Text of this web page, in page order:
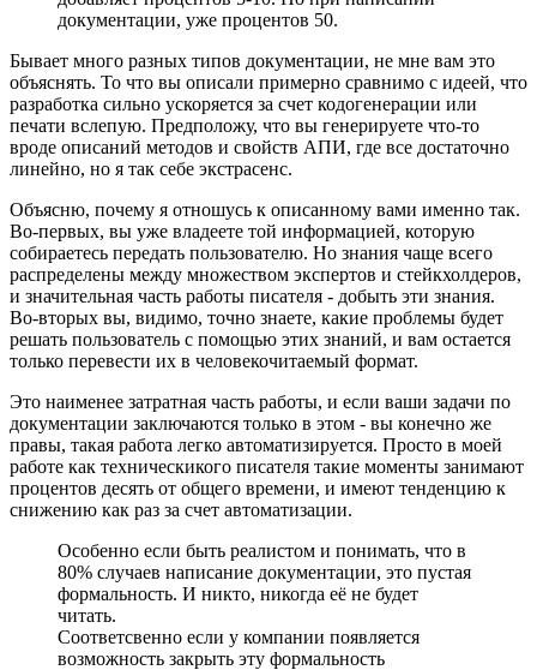
документации, уже процентов 50.
Бывает много разных типов документации, не мне вам это
объяснять. То что вы описали примерно сравнимо с идеей, что
разработка сильно ускоряется за счет кодогенерации или
печати вслепую. Предположу, что вы генерируете что-то
вроде описаний методов и свойств АПИ, где все достаточно
линейно, но я так себе экстрасенс.
Объясню, почему я отношусь к описанному вами именно так.
Во-первых, вы уже владеете той информацией, которую
собираетесь передать пользователю. Но знания чаще всего
распределены между множеством экспертов и стейкхолдеров,
и значительная часть работы писателя - добыть эти знания.
Во-вторых вы, видимо, точно знаете, какие проблемы будет
решать пользователь с помощью этих знаний, и вам остается
только перевести их в человекочитаемый формат.
Это наименее затратная часть работы, и если ваши задачи по
документации заключаются только в этом - вы конечно же
правы, такая работа легко автоматизируется. Просто в моей
работе как техническикого писателя такие моменты занимают
процентов десять от общего времени, и имеют тенденцию к
снижению как раз за счет автоматизации.
Особенно если быть реалистом и понимать, что в
80% случаев написание документации, это пустая
формальность. И никто, никогда её не будет
читать.
Соответсвенно если у компании появляется
возможность закрыть эту формальность